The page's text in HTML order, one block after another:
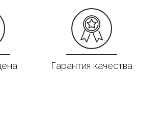
Гарантия качества